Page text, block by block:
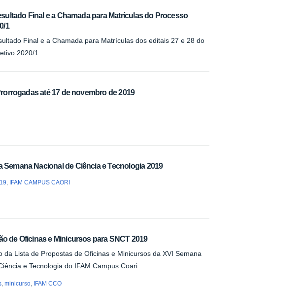
Final e a Chamada para Matrículas do Processo
1
Final e a Chamada para Matrículas dos editais 27 e 28 do
2020/1
até 17 de novembro de 2019
Semana Nacional de Ciência e Tecnologia 2019
IFAM CAMPUS CAORI
de Oficinas e Minicursos para SNCT 2019
da Lista de Propostas de Oficinas e Minicursos da XVI Semana
e Tecnologia do IFAM Campus Coari
,minicurso, IFAM CCO